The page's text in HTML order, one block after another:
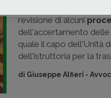
revisione di alcuni
dell'accertamento delle
quale il capo dell'Unità
dell'istruttoria per la
di Giuseppe Alfieri -